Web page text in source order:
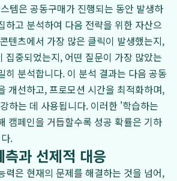
템은 공동구매가 진행되는 동안 발생하
하고 분석하여 다음 전략을 위한 자산으
텐츠에서 가장 많은 클릭이 발생했는지,
집중되었는지, 어떤 질문이 가장 많았는
히 분석합니다. 이 분석 결과는 다음 공동
개선하고, 프로모션 시간을 최적화하며,
하는 데 사용됩니다. 이러한 '학습하는
캠페인을 거듭할수록 성공 확률은 기하
.
과 선제적 대응
력은 현재의 문제를 해결하는 것을 넘어,